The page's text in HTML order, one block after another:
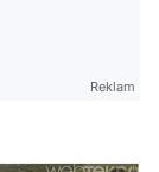
Reklam